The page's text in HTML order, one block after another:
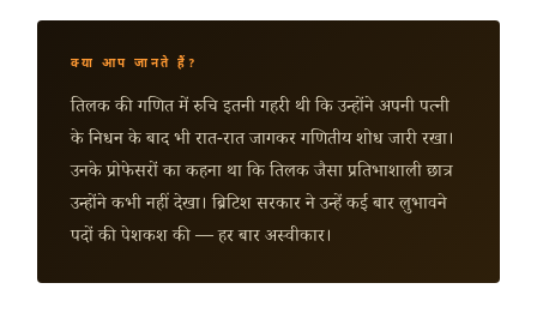
क्या आप जानते हैं?
तिलक की गणित में रुचि इतनी गहरी थी कि उन्होंने अपनी पत्नी
के निधन के बाद भी रात-रात जागकर गणितीय शोध जारी रखा।
उनके प्रोफेसरों का कहना था कि तिलक जैसा प्रतिभाशाली छात्र
उन्होंने कभी नहीं देखा। ब्रिटिश सरकार ने उन्हें कई बार लुभावने
पदों की पेशकश की — हर बार अस्वीकार।